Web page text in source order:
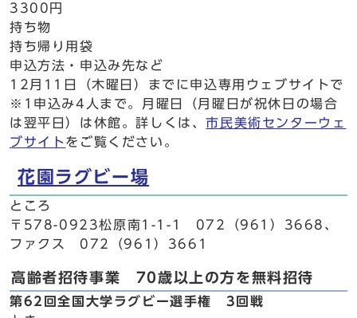
3300円
持ち物
持ち帰り用袋
申込方法・申込み先など
12月11日（木曜日）までに申込専用ウェブサイトで
※1申込み4人まで。月曜日（月曜日が祝休日の場合
は翌平日）は休館。詳しくは、市民美術センターウェ
ブサイト をご覧ください。
花園ラグビー場
ところ
〒578-0923松原南1-1-1 072（961）3668、
ファクス 072（961）3661
高齢者招待事業 70歳以上の方を無料招待
第62回全国大学ラグビー選手権 3回戦